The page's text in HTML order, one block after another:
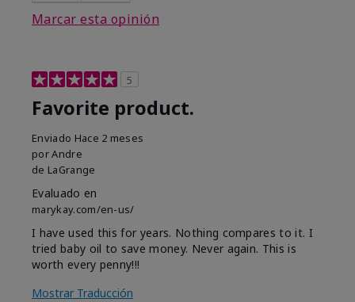
Marcar esta opinión
5
Favorite product.
Enviado Hace 2 meses
porAndre
de LaGrange
Evaluado en
marykay.com/en-us/
I have used this for years. Nothing compares to it. I
tried baby oil to save money. Never again. This is
worth every penny!!!
Mostrar Traducción